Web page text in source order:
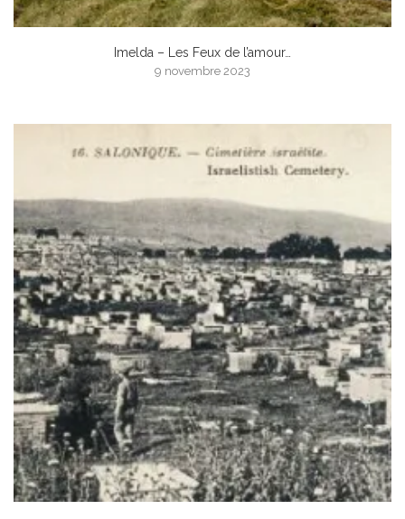
Imelda – Les Feux de l’amour…
9 novembre 2023